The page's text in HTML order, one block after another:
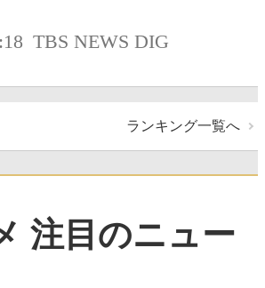
TBS NEWS DIG
ランキング一覧へ
注目のニュー